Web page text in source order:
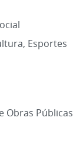
Esportes
Obras Públicas